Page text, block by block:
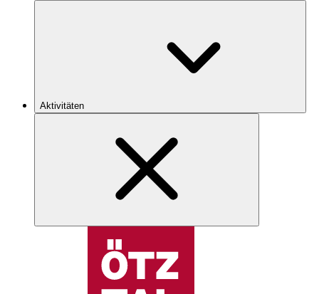
Aktivitäten